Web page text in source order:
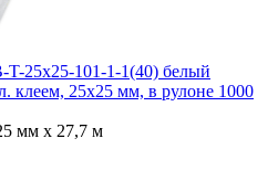
25x25-101-1-1(40) белый
клеем, 25х25 мм, в рулоне 1000
мм х 27,7 м